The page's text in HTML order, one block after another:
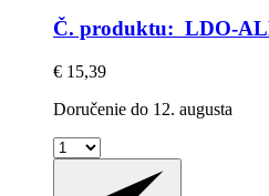
Č. produktu: LDO-
€ 15,39
Doručenie do 12. augusta